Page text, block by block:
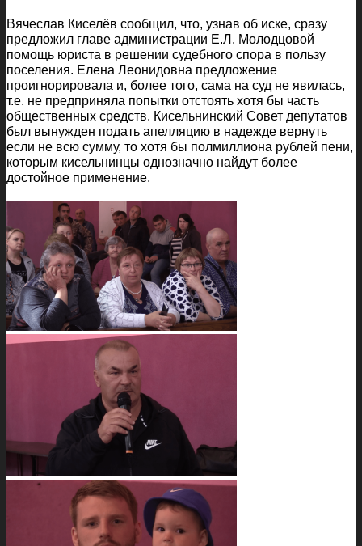
Вячеслав Киселёв сообщил, что, узнав об иске, сразу
предложил главе администрации Е.Л. Молодцовой
помощь юриста в решении судебного спора в пользу
поселения. Елена Леонидовна предложение
проигнорировала и, более того, сама на суд не явилась,
т.е. не предприняла попытки отстоять хотя бы часть
общественных средств. Кисельнинский Совет депутатов
был вынужден подать апелляцию в надежде вернуть
если не всю сумму, то хотя бы полмиллиона рублей пени,
которым кисельнинцы однозначно найдут более
достойное применение.